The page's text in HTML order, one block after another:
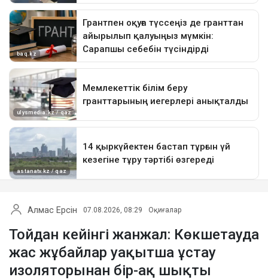
Алмас Ерсін 07.08.2026, 08:29 Оқиғалар
Тойдан кейінгі жанжал: Көкшетауда
жас жұбайлар уақытша ұстау
изоляторынан бір-ақ шықты